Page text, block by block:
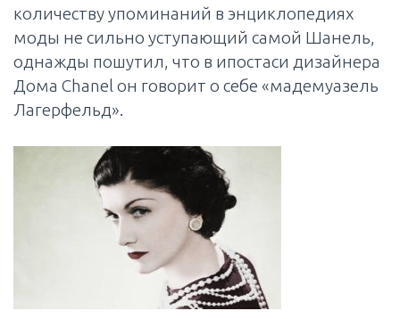
количеству упоминаний в энциклопедиях
моды не сильно уступающий самой Шанель,
однажды пошутил, что в ипостаси дизайнера
Дома Chanel он говорит о себе «мадемуазель
Лагерфельд».